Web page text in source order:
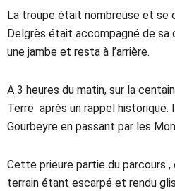
La troupe était nombreuse et
Delgrès était accompagné de sa
une jambe et resta à l’arrière.
A 3 heures du matin, sur la
Terre après un rappel
Gourbeyre en passant par les
Cette prieure partie du parcours
terrain étant escarpé et rendu